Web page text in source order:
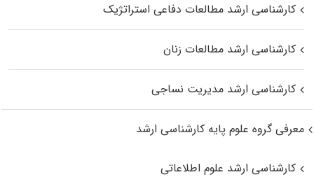
کارشناسی ارشد مطالعات دفاعی استراتژیک
کارشناسی ارشد مطالعات زنان
کارشناسی ارشد مدیریت نساجی
معرفی گروه علوم پایه کارشناسی ارشد
کارشناسی ارشد علوم اطلاعاتی